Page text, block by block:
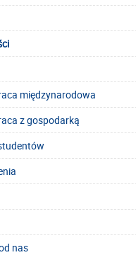
międzynarodowa
z gospodarką
nas